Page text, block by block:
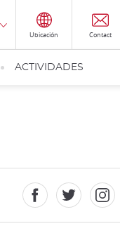
Ubicación Contact
ACTIVIDADES